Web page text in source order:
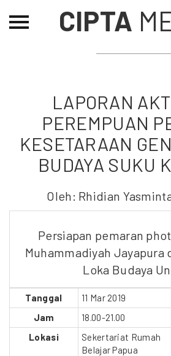
Beranda
Sekolah Pemikiran
Perempuan
Etalase
Blog CME
Kredit Web-site
CIPTA
LAPORAN
PEREMPUAN
KESETARAAN
BUDAYA SUKU
Oleh: Rhidian
Persiapan pemaran
Muhammadiyah Jayapura
Loka Budaya
Tanggal 11 Mar 2019
Jam
18.00-21.00
Lokasi
Sekertariat Rumah
Belajar Papua